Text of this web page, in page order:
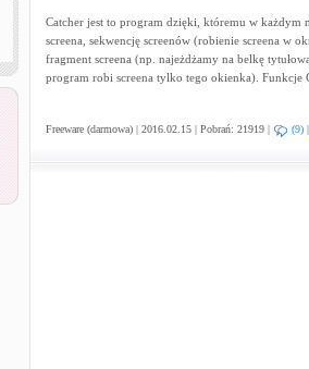
Catcher jest to program dzięki, któremu w każdym
screena, sekwencję screenów (robienie screena w
fragment screena (np. najeżdżamy na belkę
program robi screena tylko tego okienka). Funkcje
Freeware (darmowa) | 2016.02.15 | Pobrań: 21919 | (9)|